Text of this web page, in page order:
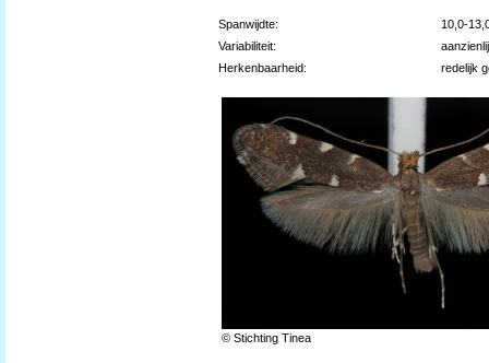
Spanwijdte:
10,0-
Variabiliteit:
Herkenbaarheid:
redelijk
© Stichting Tinea